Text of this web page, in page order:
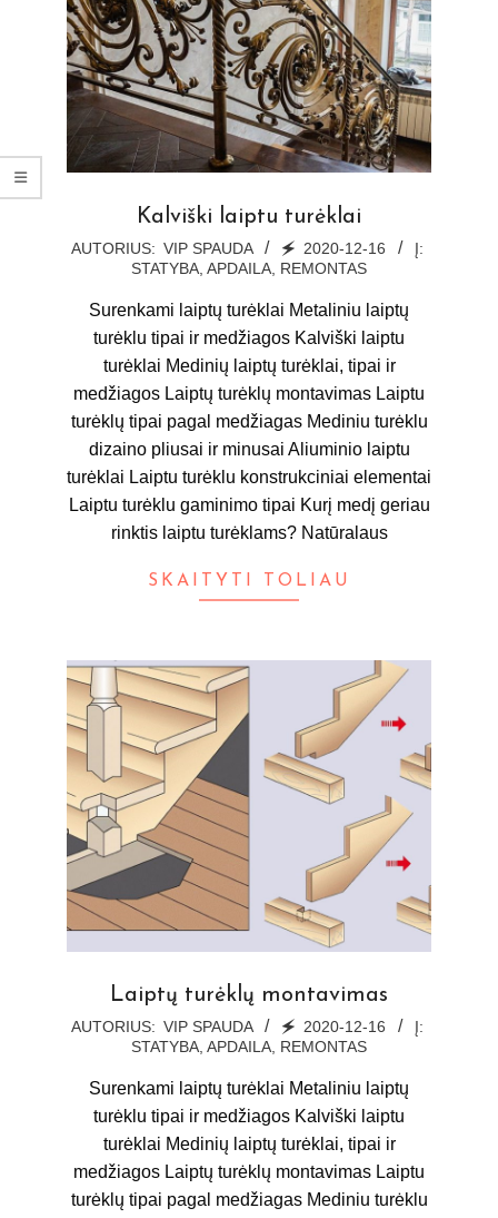
Kalviški laiptu turėklai
2020-
AUTORIUS: VIP SPAUDA 🗲 2020-12-16
Į:
STATYBA, APDAILA, REMONTAS
Surenkami laiptų turėklai Metaliniu laiptų
turėklu tipai ir medžiagos Kalviški laiptu
turėklai Medinių laiptų turėklai, tipai ir
medžiagos Laiptų turėklų montavimas Laiptu
turėklų tipai pagal medžiagas Mediniu turėklu
dizaino pliusai ir minusai Aliuminio laiptu
turėklai Laiptu turėklu konstrukciniai elementai
Laiptu turėklu gaminimo tipai Kurį medį geriau
rinktis laiptu turėklams? Natūralaus
SKAITYTI TOLIAU
Laiptų turėklų montavimas
2020-
AUTORIUS: VIP SPAUDA 🗲 2020-12-16
Į:
STATYBA, APDAILA, REMONTAS
Surenkami laiptų turėklai Metaliniu laiptų
turėklu tipai ir medžiagos Kalviški laiptu
turėklai Medinių laiptų turėklai, tipai ir
medžiagos Laiptų turėklų montavimas Laiptu
turėklų tipai pagal medžiagas Mediniu turėklu